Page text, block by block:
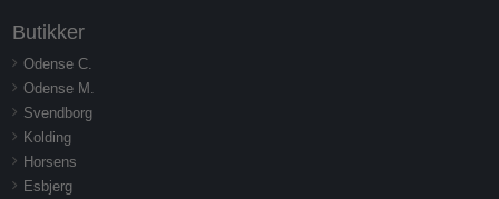
Butikker
Odense C.
Odense M.
Svendborg
Kolding
Horsens
Esbjerg